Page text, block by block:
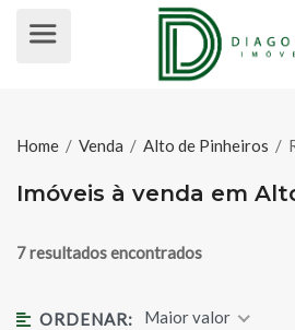
Home / Venda / Alto de Pinheiros /
Imóveis à venda em
7 resultados encontrados
ORDENAR: Maior valor